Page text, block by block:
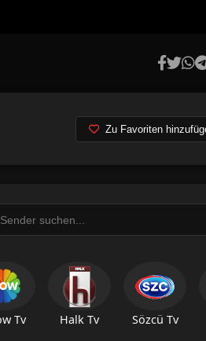
Zu Favoriten
Tv Halk Tv Sözcü Tv